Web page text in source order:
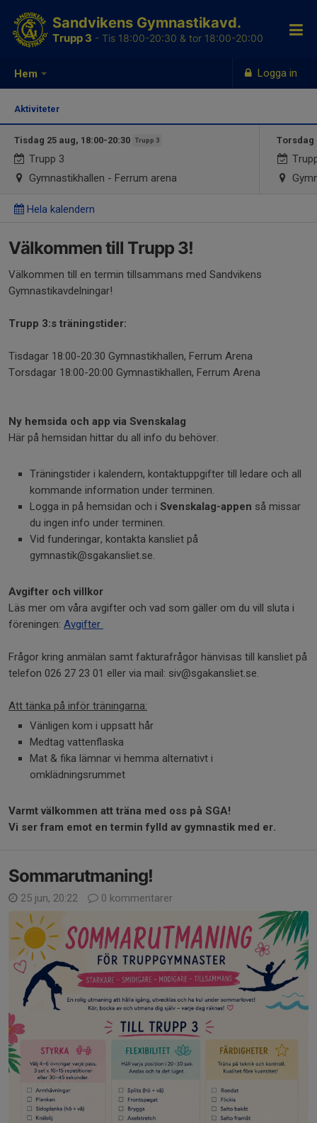
Hem Logga in
Sandvikens Gymnastikavd.
Trupp 3 - Tis 18:00-20:30 & tor 18:00-20:00
Aktiviteter
Tisdag 25 aug, 18:00-20:30 Trupp 3
Trupp 3
Gymnastikhallen - Ferrum arena
Torsdag
Hela kalendern
Välkommen till Trupp 3!
Välkommen till en termin tillsammans med Sandvikens
Gymnastikavdelningar!
Trupp 3:s träningstider:
Tisdagar 18:00-20:30 Gymnastikhallen, Ferrum Arena
Torsdagar 18:00-20:00 Gymnastikhallen, Ferrum Arena
Ny hemsida och app via Svenskalag
Här på hemsidan hittar du all info du behöver.
Träningstider i kalendern, kontaktuppgifter till ledare och all
kommande information under terminen.
Logga in på hemsidan och i Svenskalag-appen så missar
du ingen info under terminen.
Vid funderingar, kontakta kansliet på
gymnastik@sgakansliet.se.
Avgifter och villkor
Läs mer om våra avgifter och vad som gäller om du vill sluta i
föreningen: Avgifter
Frågor kring anmälan samt fakturafrågor hänvisas till kansliet på
telefon 026 27 23 01 eller via mail: siv@sgakansliet.se.
Att tänka på inför träningarna:
Vänligen kom i uppsatt hår
Medtag vattenflaska
Mat & fika lämnar vi hemma alternativt i
omklädningsrummet
Varmt välkommen att träna med oss på SGA!
Vi ser fram emot en termin fylld av gymnastik med er.
Sommarutmaning!
25 jun, 20:22 0 kommentarer